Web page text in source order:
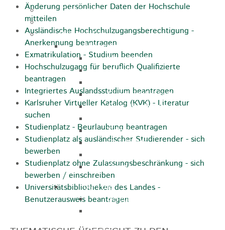
Kugelmarkt
Bike the Rock
Allgemein
Newsletter
Anfahrt
Duschmöglichkeiten
Bike Waschplatz
Palmares
Geschichte
Presse
U9 - U15
Streckenbeschreibung
Änderung persönlicher Daten der Hochschule
mitteilen
Ausländische Hochschulzugangsberechtigung -
Anerkennung beantragen
Exmatrikulation - Studium beenden
Hochschulzugang für beruflich Qualifizierte
beantragen
Integriertes Auslandsstudium beantragen
Karlsruher Virtueller Katalog (KVK) - Literatur
suchen
Studienplatz - Beurlaubung beantragen
Studienplatz als ausländischer Studierender - sich
bewerben
Studienplatz ohne Zulassungsbeschränkung - sich
bewerben / einschreiben
Universitätsbibliotheken des Landes -
Benutzerausweis beantragen